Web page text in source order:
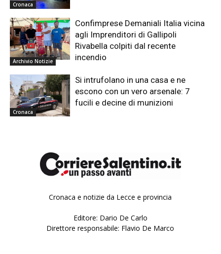
Cronaca
Archivio Notizie
Confimprese Demaniali Italia vicina
agli Imprenditori di Gallipoli
Rivabella colpiti dal recente
incendio
Cronaca
Si intrufolano in una casa e ne
escono con un vero arsenale: 7
fucili e decine di munizioni
Cronaca e notizie da Lecce e provincia
Editore: Dario De Carlo
Direttore responsabile: Flavio De Marco